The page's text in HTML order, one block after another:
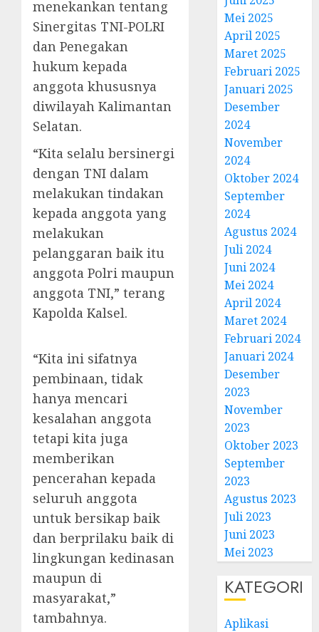
menekankan tentang
Sinergitas TNI-POLRI
dan Penegakan
hukum kepada
anggota khususnya
diwilayah Kalimantan
Selatan.
“Kita selalu bersinergi
dengan TNI dalam
melakukan tindakan
kepada anggota yang
melakukan
pelanggaran baik itu
anggota Polri maupun
anggota TNI,” terang
Kapolda Kalsel.
“Kita ini sifatnya
pembinaan, tidak
hanya mencari
kesalahan anggota
tetapi kita juga
memberikan
pencerahan kepada
seluruh anggota
untuk bersikap baik
dan berprilaku baik di
lingkungan kedinasan
maupun di
masyarakat,”
tambahnya.
Mei 2025
April 2025
Maret 2025
Februari 2025
Januari 2025
Desember
2024
November
2024
Oktober 2024
September
2024
Agustus 2024
Juli 2024
Juni 2024
Mei 2024
April 2024
Maret 2024
Februari 2024
Januari 2024
Desember
2023
November
2023
Oktober 2023
September
2023
Agustus 2023
Juli 2023
Juni 2023
Mei 2023
KATEGORI
Aplikasi